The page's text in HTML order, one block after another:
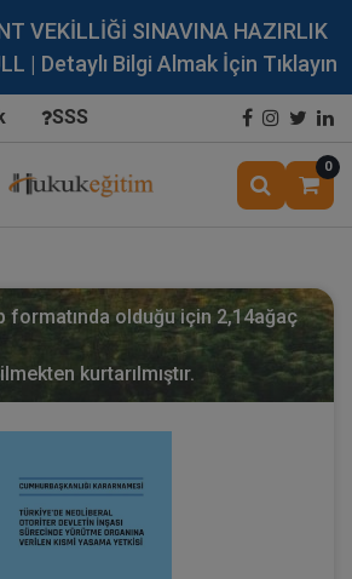
VEKİLLİĞİ SINAVINA HAZIRLIK
| Detaylı Bilgi Almak İçin Tıklayın
SSS
0
formatında olduğu için 2,14ağaç
kurtarılmıştır.